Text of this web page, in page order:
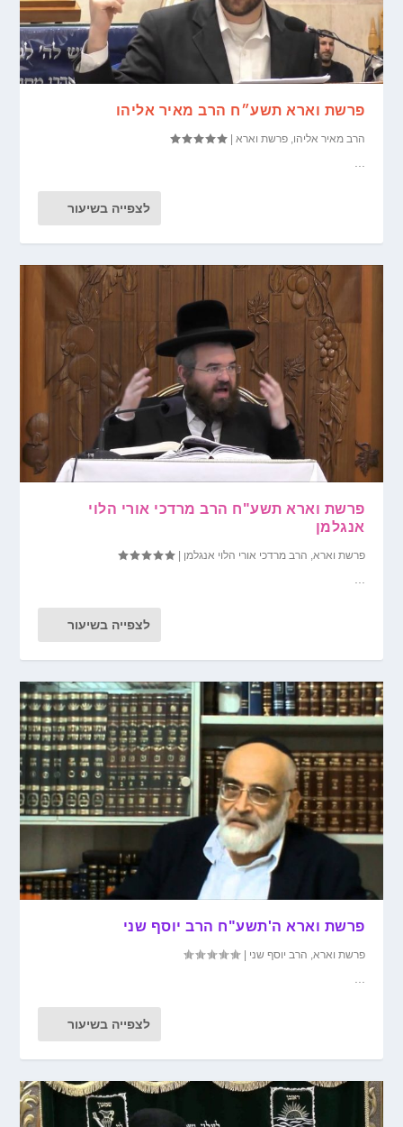
פרשת וארא תשע״ח הרב מאיר אליהו
הרב מאיר אליהו ,פרשת וארא |
לצפייה בשיעור
פרשת וארא תשע"ח הרב מרדכי אורי הלוי
אנגלמן
פרשת וארא, הרב מרדכי אורי הלוי אנגלמן |
...
לצפייה בשיעור
פרשת וארא ה'תשע"ח הרב יוסף שני
פרשת וארא, הרב יוסף שני |
לצפייה בשיעור